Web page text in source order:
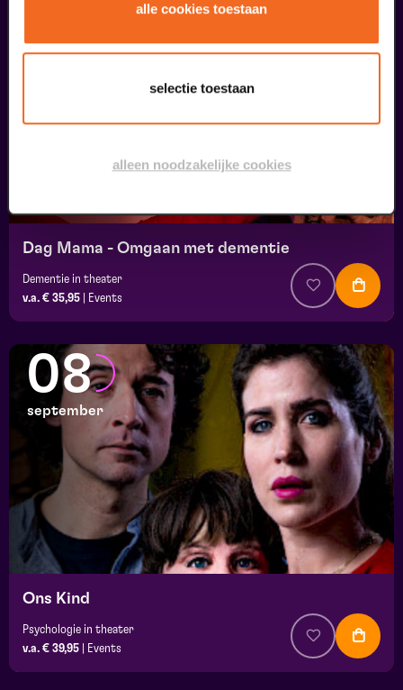
alle cookies toestaan
selectie toestaan
alleen noodzakelijke cookies
Dag Mama - Omgaan met dementie
Dementie in theater
v.a. € 35,95
Events
08
september
Ons Kind
Psychologie in theater
v.a. € 39,95
Events